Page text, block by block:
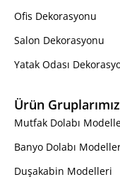
Ofis Dekorasyonu
Salon Dekorasyonu
Yatak Odası
Ürün Gruplarımız
Mutfak Dolabı
Banyo Dolabı
Duşakabin Modelleri